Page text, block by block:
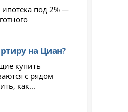
под 2% —
на Циан?
купить
с рядом
как...